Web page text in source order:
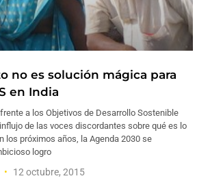
no es solución mágica para
en India
a los Objetivos de Desarrollo Sostenible
de las voces discordantes sobre qué es lo
los próximos años, la Agenda 2030 se
logro
12 octubre, 2015